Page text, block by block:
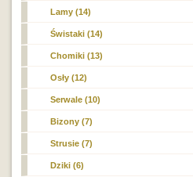
Lamy (14)
Świstaki (14)
Chomiki (13)
Osły (12)
Serwale (10)
Bizony (7)
Strusie (7)
Dziki (6)